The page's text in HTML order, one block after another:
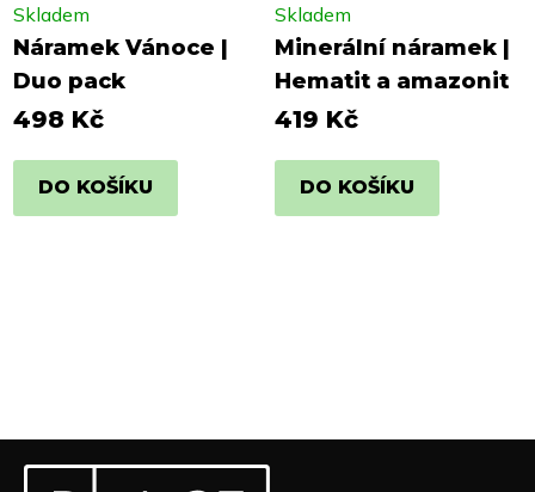
Náramek Vánoce |
Duo pack
Skladem
498 Kč
DO KOŠÍKU
Minerální náramek |
Hematit a amazonit
Skladem
419 Kč
DO KOŠÍKU
Odebírat newsletter